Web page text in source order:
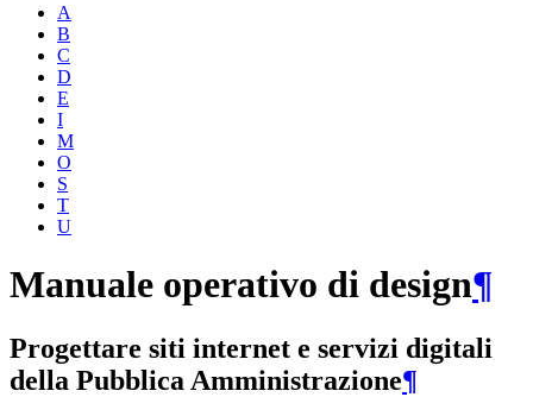
A
B
C
D
E
I
M
O
S
T
U
Manuale operativo di design¶
Progettare siti internet e servizi digitali
della Pubblica Amministrazione¶